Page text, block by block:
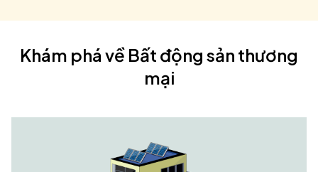
Khám phá về Bất động sản thương
mại